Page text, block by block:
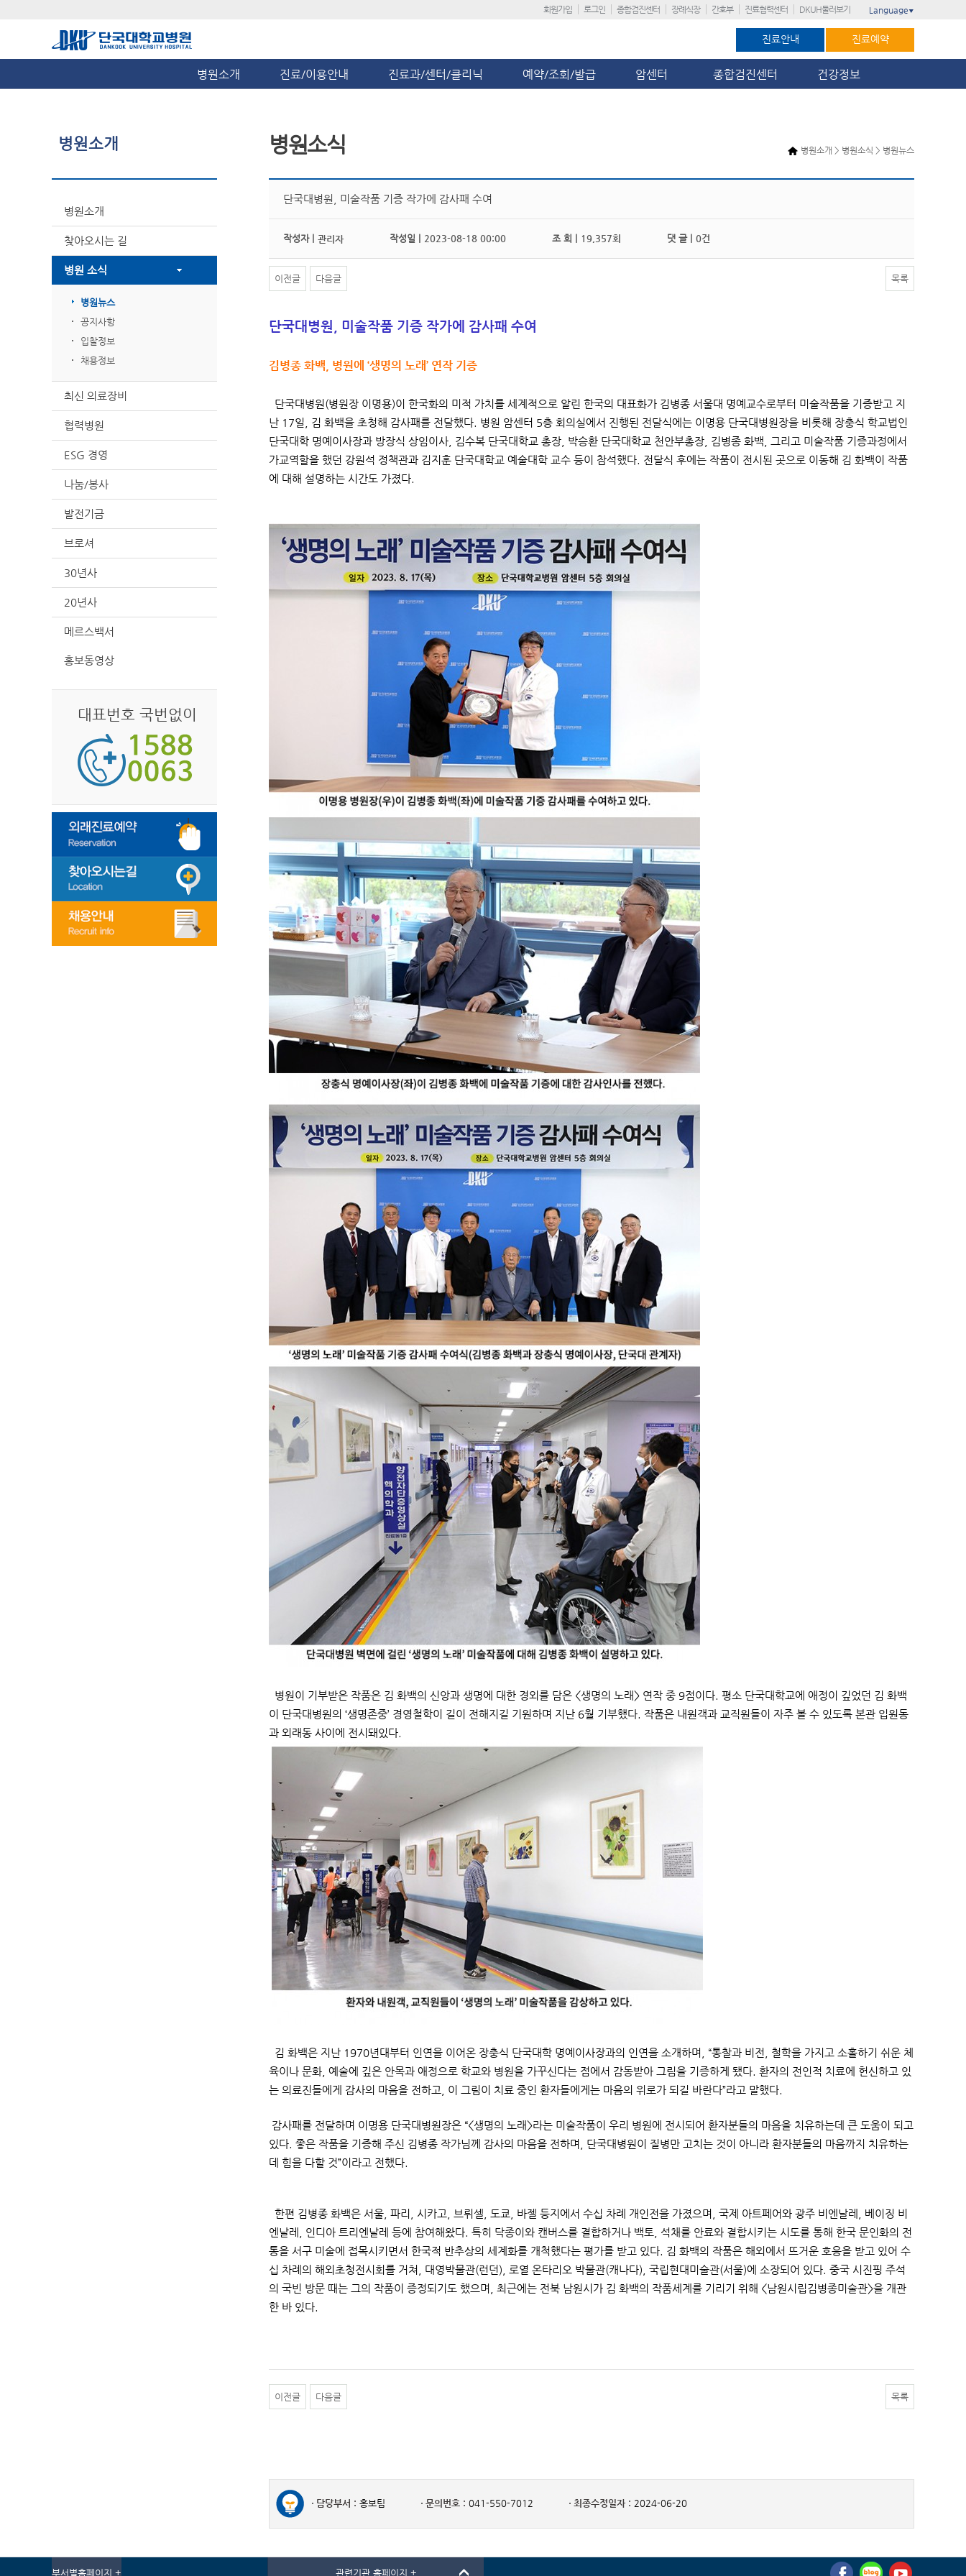
회원가입 로그인 종합검진센터 장례식장 간호부 진료협력센터 DKUH둘러보기 Language ▼
진료안내 진료예약
병원소개 진료/이용안내 진료과/센터/클리닉 예약/조회/발급 암센터 종합검진센터 건강정보
병원소개
병원소개
찾아오시는 길
병원 소식
병원뉴스
공지사항
입찰정보
채용정보
최신 의료장비
협력병원
ESG 경영
나눔/봉사
발전기금
브로셔
30년사
20년사
메르스백서
홍보동영상
대표번호 국번없이
병원소개 > 병원소식 > 병원뉴스
병원소식
단국대병원, 미술작품 기증 작가에 감사패 수여
작성자 | 관리자 작성일 | 2023-08-18 00:00 조 회 | 19,357회 댓 글 | 0건
이전글 다음글 목록
단국대병원, 미술작품 기증 작가에 감사패 수여
김병종 화백, 병원에 ‘생명의 노래’ 연작 기증
단국대병원(병원장 이명용)이 한국화의 미적 가치를 세계적으로 알린 한국의 대표화가 김병종 서울대 명예교수로부터 미술작품을 기증받고 지
난 17일, 김 화백을 초청해 감사패를 전달했다. 병원 암센터 5층 회의실에서 진행된 전달식에는 이명용 단국대병원장을 비롯해 장충식 학교법인
단국대학 명예이사장과 방장식 상임이사, 김수복 단국대학교 총장, 박승환 단국대학교 천안부총장, 김병종 화백, 그리고 미술작품 기증과정에서
가교역할을 했던 강원석 정책관과 김지훈 단국대학교 예술대학 교수 등이 참석했다. 전달식 후에는 작품이 전시된 곳으로 이동해 김 화백이 작품
에 대해 설명하는 시간도 가졌다.
병원이 기부받은 작품은 김 화백의 신앙과 생명에 대한 경외를 담은 <생명의 노래> 연작 중 9점이다. 평소 단국대학교에 애정이 깊었던 김 화백
이 단국대병원의 ‘생명존중’ 경영철학이 길이 전해지길 기원하며 지난 6월 기부했다. 작품은 내원객과 교직원들이 자주 볼 수 있도록 본관 입원동
과 외래동 사이에 전시돼있다.
김 화백은 지난 1970년대부터 인연을 이어온 장충식 단국대학 명예이사장과의 인연을 소개하며, “통찰과 비전, 철학을 가지고 소홀하기 쉬운 체
육이나 문화, 예술에 깊은 안목과 애정으로 학교와 병원을 가꾸신다는 점에서 감동받아 그림을 기증하게 됐다. 환자의 전인적 치료에 헌신하고 있
는 의료진들에게 감사의 마음을 전하고, 이 그림이 치료 중인 환자들에게는 마음의 위로가 되길 바란다”라고 말했다.
감사패를 전달하며 이명용 단국대병원장은 “<생명의 노래>라는 미술작품이 우리 병원에 전시되어 환자분들의 마음을 치유하는데 큰 도움이 되고
있다. 좋은 작품을 기증해 주신 김병종 작가님께 감사의 마음을 전하며, 단국대병원이 질병만 고치는 것이 아니라 환자분들의 마음까지 치유하는
데 힘을 다할 것”이라고 전했다.
한편 김병종 화백은 서울, 파리, 시카고, 브뤼셀, 도쿄, 바젤 등지에서 수십 차례 개인전을 가졌으며, 국제 아트페어와 광주 비엔날레, 베이징 비
엔날레, 인디아 트리엔날레 등에 참여해왔다. 특히 닥종이와 캔버스를 결합하거나 백토, 석채를 안료와 결합시키는 시도를 통해 한국 문인화의 전
통을 서구 미술에 접목시키면서 한국적 반추상의 세계화를 개척했다는 평가를 받고 있다. 김 화백의 작품은 해외에서 뜨거운 호응을 받고 있어 수
십 차례의 해외초청전시회를 거쳐, 대영박물관(런던), 로열 온타리오 박물관(캐나다), 국립현대미술관(서울)에 소장되어 있다. 중국 시진핑 주석
의 국빈 방문 때는 그의 작품이 증정되기도 했으며, 최근에는 전북 남원시가 김 화백의 작품세계를 기리기 위해 <남원시립김병종미술관>을 개관
한 바 있다.
이전글 다음글 목록
담당부서 : 홍보팀 문의번호 : 041-550-7012 최종수정일자 : 2024-06-20
부서별홈페이지 + 관련기관 홈페이지 +